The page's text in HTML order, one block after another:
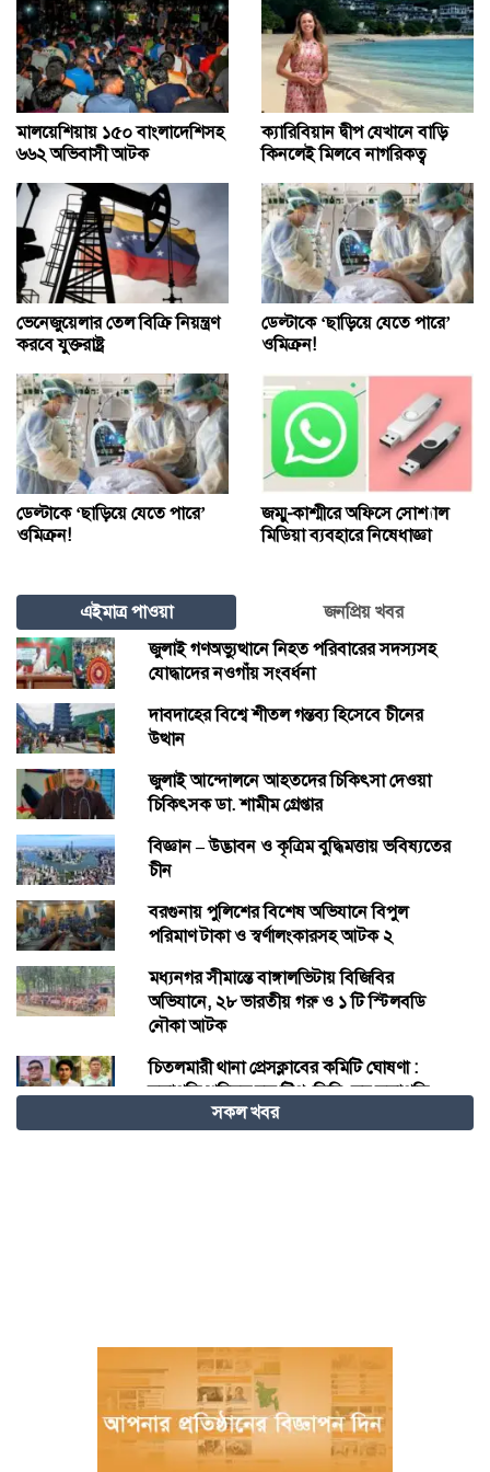
মালয়েশিয়ায় ১৫০ বাংলাদেশিসহ
৬৬২ অভিবাসী আটক
ক্যারিবিয়ান দ্বীপ যেখানে বাড়ি
কিনলেই মিলবে নাগরিকত্ব
ভেনেজুয়েলার তেল বিক্রি নিয়ন্ত্রণ
করবে যুক্তরাষ্ট্র
ডেল্টাকে ‘ছাড়িয়ে যেতে পারে’
ওমিক্রন!
ডেল্টাকে ‘ছাড়িয়ে যেতে পারে’
ওমিক্রন!
জম্মু-কাশ্মীরে অফিসে সোশ্যাল
মিডিয়া ব্যবহারে নিষেধাজ্ঞা
এইমাত্র পাওয়া
জনপ্রিয় খবর
জুলাই গণঅভ্যুত্থানে নিহত পরিবারের সদস্যসহ
যোদ্ধাদের নওগাঁয় সংবর্ধনা
দাবদাহের বিশ্বে শীতল গন্তব্য হিসেবে চীনের
উত্থান
জুলাই আন্দোলনে আহতদের চিকিৎসা দেওয়া
চিকিৎসক ডা. শামীম গ্রেপ্তার
বিজ্ঞান – উদ্ভাবন ও কৃত্রিম বুদ্ধিমত্তায় ভবিষ্যতের
চীন
বরগুনায় পুলিশের বিশেষ অভিযানে বিপুল
পরিমাণ টাকা ও স্বর্ণালংকারসহ আটক ২
মধ্যনগর সীমান্তে বাঙ্গালভিটায় বিজিবির
অভিযানে, ২৮ ভারতীয় গরু ও ১ টি স্টিলবডি
নৌকা আটক
চিতলমারী থানা প্রেসক্লাবের কমিটি ঘোষণা :
সভাপতি শহিদুল হক টিপু, সিনি: সহ সভাপতি
মো: আজাদ খান, সাধারণ সম্পাদক অরুন কুমার
গাঁজাসহ দুইজন মাদক ব্যবসায়ীকে গ্রেফতার
করেছে র‍্যাব-৬
নওগাঁয় পানিতে ডুবে নবদম্পতির মৃত্যু, শয়ন ঘর
থেকে যুবকের মরদেহ উদ্ধার
সকল খবর